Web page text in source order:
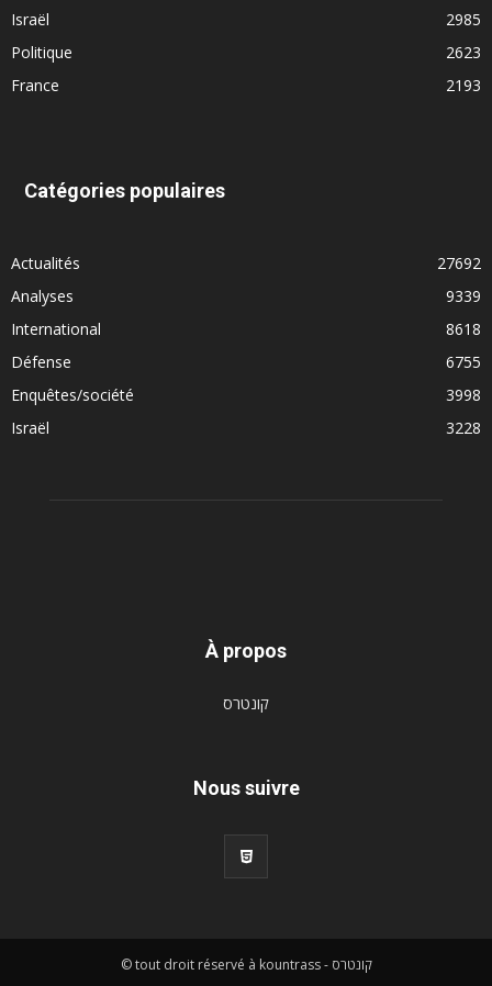
Israël
2985
Politique
2623
France
2193
Catégories populaires
Actualités
27692
Analyses
9339
International
8618
Défense
6755
Enquêtes/société
3998
Israël
3228
À propos
קונטרס
Nous suivre
© tout droit réservé à kountrass - קונטרס